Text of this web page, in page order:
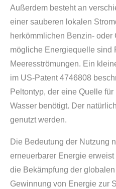
Außerdem besteht an
einer sauberen lokalen
herkömmlichen Benzin- oder
mögliche Energiequelle sind
Meeresströmungen. Ein
im US-Patent 4746808
Peltontyp, der eine Quelle
Wasser benötigt. Der
genutzt werden.
Die Bedeutung der Nutzung
erneuerbarer Energie
die Bekämpfung der
Gewinnung von Energie zur